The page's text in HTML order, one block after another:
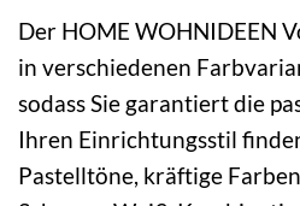
Der HOME WOHNIDEEN
in verschiedenen
sodass Sie garantiert die
Ihren Einrichtungsstil
Pastelltöne, kräftige